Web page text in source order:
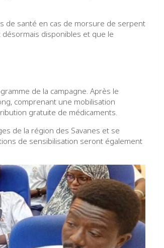
de santé en cas de morsure de serpent
disponibles et que le
de la campagne. Après le
comprenant une mobilisation
gratuite de médicaments.
de la région des Savanes et se
de sensibilisation seront également